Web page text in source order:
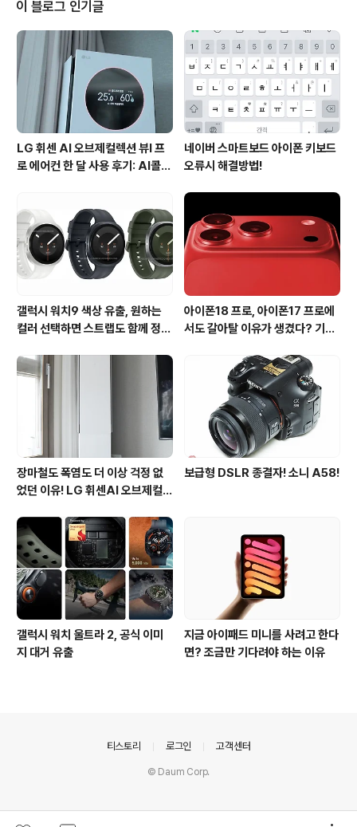
이드 4.0 아이스크림 샌드위치와 전면 130만, 후면 500
만 화소의 카메라, 2000mAh 배터리 등을 탑재했으며, 내
장 16GB(외장 최대 64GB), NFC, 지상파 DMB 등을 지
원한다고 합니다. 특히 베가레이서와 옵티머스LTE2..
이 블로그 인기글
LG 휘센 AI 오브제컬렉션 뷰I 프
로 에어컨 한 달 사용 후기: AI콜드
네이버 스마트보드 아이폰 키보드
오류시 해결방법!
갤럭시 워치9 색상 유출, 원하는
컬러 선택하면 스트랩도 함께 정해
아이폰18 프로, 아이폰17 프로에
서도 갈아탈 이유가 생겼다? 기대
장마철도 폭염도 더 이상 걱정 없
었던 이유! LG 휘센AI 오브제컬렉
사용 후기
보급형 DSLR 종결자! 소니 A58!
갤럭시 워치 울트라 2, 공식 이미
지 대거 유출
지금 아이패드 미니를 사려고 한다
면? 조금만 기다려야 하는 이유
티스토리 로그인 고객센터
© Daum Corp.